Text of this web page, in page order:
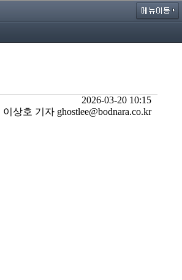
2026-03-20 10:15
이상호 기자 ghostlee@bodnara.co.kr